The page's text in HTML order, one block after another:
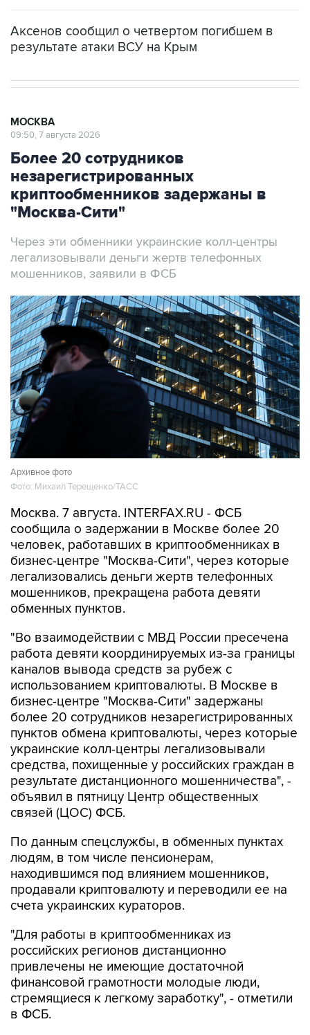
Аксенов сообщил о четвертом погибшем в
результате атаки ВСУ на Крым
МОСКВА
09:50, 7 августа 2026
Более 20 сотрудников
незарегистрированных
криптообменников задержаны в
"Москва-Сити"
Через эти обменники украинские колл-центры
легализовывали деньги жертв телефонных
мошенников, заявили в ФСБ
Архивное фото
Фото: Михаил Терещенко/ТАСС
Москва. 7 августа. INTERFAX.RU - ФСБ
сообщила о задержании в Москве более 20
человек, работавших в криптообменниках в
бизнес-центре "Москва-Сити", через которые
легализовались деньги жертв телефонных
мошенников, прекращена работа девяти
обменных пунктов.
"Во взаимодействии с МВД России пресечена
работа девяти координируемых из-за границы
каналов вывода средств за рубеж с
использованием криптовалюты. В Москве в
бизнес-центре "Москва-Сити" задержаны
более 20 сотрудников незарегистрированных
пунктов обмена криптовалюты, через которые
украинские колл-центры легализовывали
средства, похищенные у российских граждан в
результате дистанционного мошенничества", -
объявил в пятницу Центр общественных
связей (ЦОС) ФСБ.
По данным спецслужбы, в обменных пунктах
людям, в том числе пенсионерам,
находившимся под влиянием мошенников,
продавали криптовалюту и переводили ее на
счета украинских кураторов.
"Для работы в криптообменниках из
российских регионов дистанционно
привлечены не имеющие достаточной
финансовой грамотности молодые люди,
стремящиеся к легкому заработку", - отметили
в ФСБ.